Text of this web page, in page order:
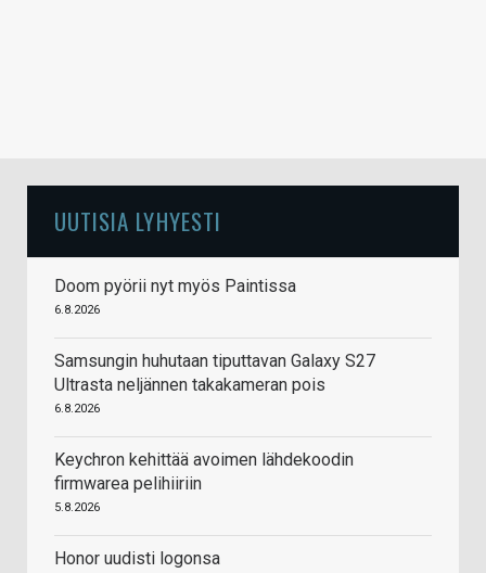
UUTISIA LYHYESTI
Doom pyörii nyt myös Paintissa
6.8.2026
Samsungin huhutaan tiputtavan Galaxy S27
Ultrasta neljännen takakameran pois
6.8.2026
Keychron kehittää avoimen lähdekoodin
firmwarea pelihiiriin
5.8.2026
Honor uudisti logonsa